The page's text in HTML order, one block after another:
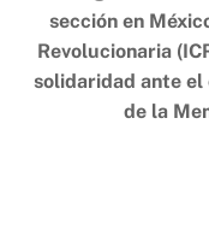
sección en
Revolucionaria
solidaridad ante el
de la